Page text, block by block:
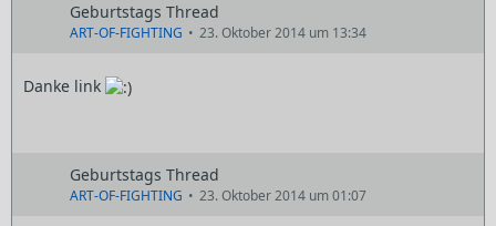
Geburtstags Thread
ART-OF-FIGHTING 23. Oktober 2014 um 13:34
Danke link
Geburtstags Thread
ART-OF-FIGHTING 23. Oktober 2014 um 01:07